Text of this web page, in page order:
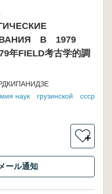
В 1979
FIELD考古学的調
наук грузинской ссср
＋
ール通知